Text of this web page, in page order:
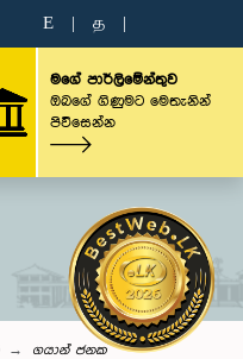
E த
මගේ පාර්ලිමේන්තුව
ඔබගේ ගිණුමට මෙතැනින්
පිවිසෙන්න
ගයාන් ජනක